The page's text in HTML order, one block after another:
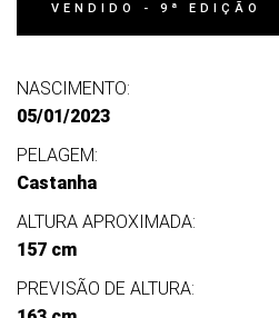
VENDIDO - 9ª EDIÇÃO
NASCIMENTO:
05/01/2023
PELAGEM:
Castanha
ALTURA APROXIMADA:
157 cm
PREVISÃO DE ALTURA: